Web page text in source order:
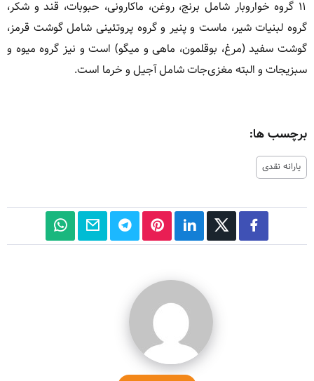
۱۱ گروه خواروبار شامل برنج، روغن، ماکارونی، حبوبات، قند و شکر،
گروه لبنیات شیر، ماست و پنیر و گروه پروتئینی شامل گوشت قرمز،
گوشت سفید (مرغ، بوقلمون، ماهی و میگو) است و نیز گروه میوه و
سبزیجات و البته مغزی‌جات شامل آجیل و خرما است.
برچسب ها:
یارانه نقدی